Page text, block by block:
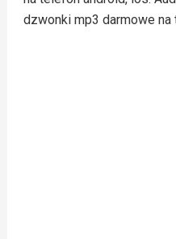
dzwonki mp3 darmowe na